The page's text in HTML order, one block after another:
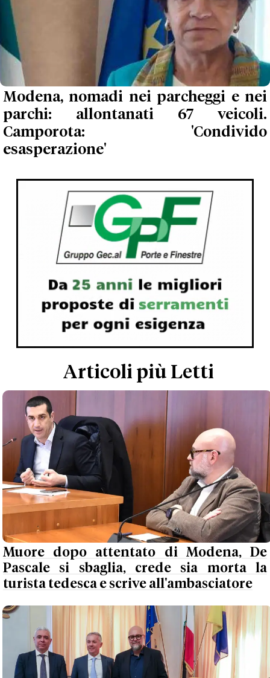
Modena, nomadi nei parcheggi e nei
parchi: allontanati 67 veicoli.
Camporota: 'Condivido
esasperazione'
Articoli più Letti
Muore dopo attentato di Modena, De
Pascale si sbaglia, crede sia morta la
turista tedesca e scrive all'ambasciatore